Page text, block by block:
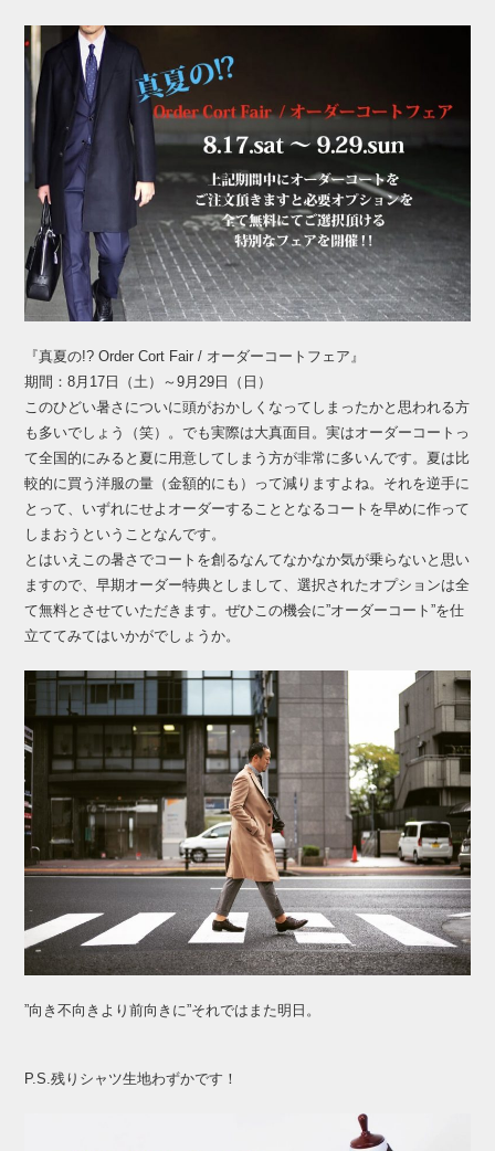
『真夏の!? Order Cort Fair / オーダーコートフェア』
期間：8月17日（土）～9月29日（日）
このひどい暑さについに頭がおかしくなってしまったかと思われる方
も多いでしょう（笑）。でも実際は大真面目。実はオーダーコートっ
て全国的にみると夏に用意してしまう方が非常に多いんです。夏は比
較的に買う洋服の量（金額的にも）って減りますよね。それを逆手に
とって、いずれにせよオーダーすることとなるコートを早めに作って
しまおうということなんです。
とはいえこの暑さでコートを創るなんてなかなか気が乗らないと思い
ますので、早期オーダー特典としまして、選択されたオプションは全
て無料とさせていただきます。ぜひこの機会に”オーダーコート”を仕
立ててみてはいかがでしょうか。
”向き不向きより前向きに”それではまた明日。
P.S.残りシャツ生地わずかです！